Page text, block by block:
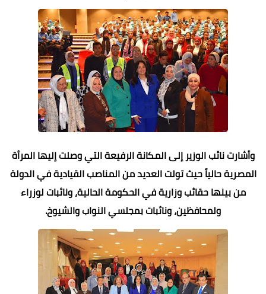
وأشارت نائب الوزير إلى المكانة الرفيعة التي وصلت إليها المرأة
المصرية حالياً حيث تولت العديد من المناصب القيادية في الدولة
من بينها حقائب وزارية في الحكومة الحالية، ونائبات لوزراء
ولمحافظين، ونائبات بمجلسي النواب والشيوخ.